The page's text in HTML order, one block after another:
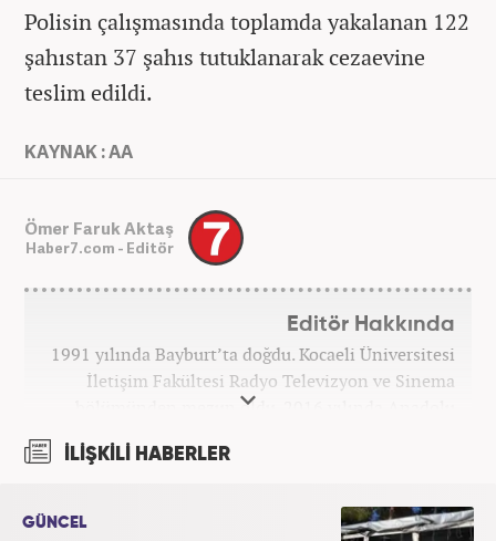
Polisin çalışmasında toplamda yakalanan 122
şahıstan 37 şahıs tutuklanarak cezaevine
teslim edildi.
KAYNAK : AA
Ömer Faruk Aktaş
Haber7.com - Editör
Editör Hakkında
1991 yılında Bayburt’ta doğdu. Kocaeli Üniversitesi
İletişim Fakültesi Radyo Televizyon ve Sinema
bölümünden mezun oldu. 2016 yılında Anadolu
Gazetesi'nde çalıştı. Nisan 2021'den bu yana
yapmaktadır.
İLİŞKİLİ HABERLER
GÜNCEL